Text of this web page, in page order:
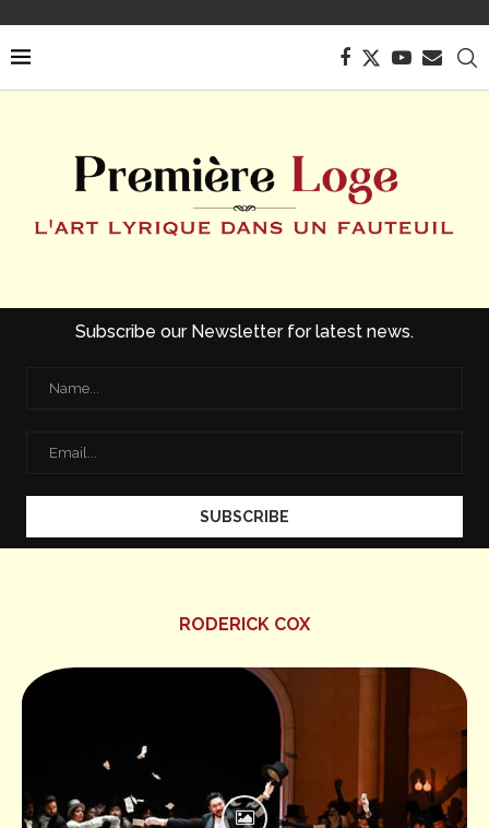
Subscribe our Newsletter for latest news.
RODERICK COX